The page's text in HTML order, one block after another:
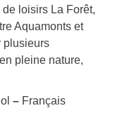
loisirs La Forêt,
Aquamonts et
plusieurs
pleine nature,
– Français